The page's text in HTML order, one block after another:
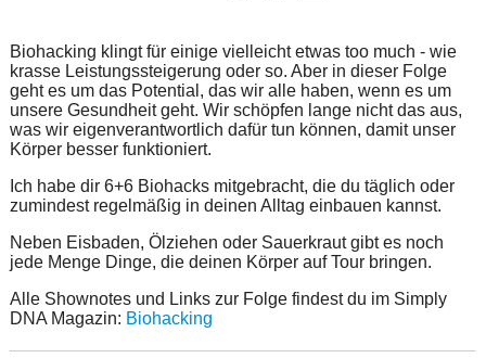
Biohacking klingt für einige vielleicht etwas too much - wie
krasse Leistungssteigerung oder so. Aber in dieser Folge
geht es um das Potential, das wir alle haben, wenn es um
unsere Gesundheit geht. Wir schöpfen lange nicht das aus,
was wir eigenverantwortlich dafür tun können, damit unser
Körper besser funktioniert.
Ich habe dir 6+6 Biohacks mitgebracht, die du täglich oder
zumindest regelmäßig in deinen Alltag einbauen kannst.
Neben Eisbaden, Ölziehen oder Sauerkraut gibt es noch
jede Menge Dinge, die deinen Körper auf Tour bringen.
Alle Shownotes und Links zur Folge findest du im Simply
DNA Magazin: Biohacking